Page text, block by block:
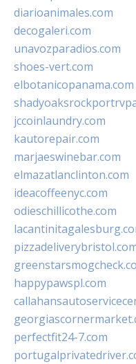
diarioanimales.com
decogaleri.com
unavozparadios.com
shoes-vert.com
elbotanicopanama.com
jccoinlaundry.com
kautorepair.com
marjaeswinebar.com
elmazatlanclinton.com
ideacoffeenyc.com
odieschillicothe.com
happypawspl.com
perfectfit24-7.com